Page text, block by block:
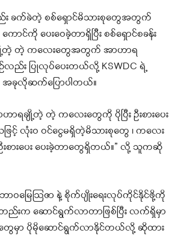
ည်း ခက်ခဲတဲ့ စစ်ရှောင်မိသားစုတွေအတွက်
ာင်ကို ပေးဝေခဲ့တာရှိပြီး စစ်ရှောင်စခန်း
တဲ့ တဲ့ ကလေးတွေအတွက် အာဟာရ
လည်း ပြုလုပ်ပေးတယ်လို့ KSWDC ရဲ့
ခုလိုဆက်ပြောပါတယ်။
ရချို့တဲ့ တဲ့ ကလေးတွေကို ပိုပြီး ဦးစားပေး
ြင့် လုံးဝ ဝင်ငွေမရှိတဲ့မိသားစုတွေ ၊ ကလေး
းစားပေး ပေးခဲ့တာတွေရှိတယ်။” လို့ သူကဆို
ာဝမြေဩဇာ နဲ့ စိုက်ပျိုးရေးလုပ်ကိုင်နိုင်ဖို့ကို
းက ဆောင်ရွက်လာတာဖြစ်ပြီး လက်ရှိမှာ
တွေမှာ ပိုမိုဆောင်ရွက်လာနိုင်တယ်လို့ ဆိုထား